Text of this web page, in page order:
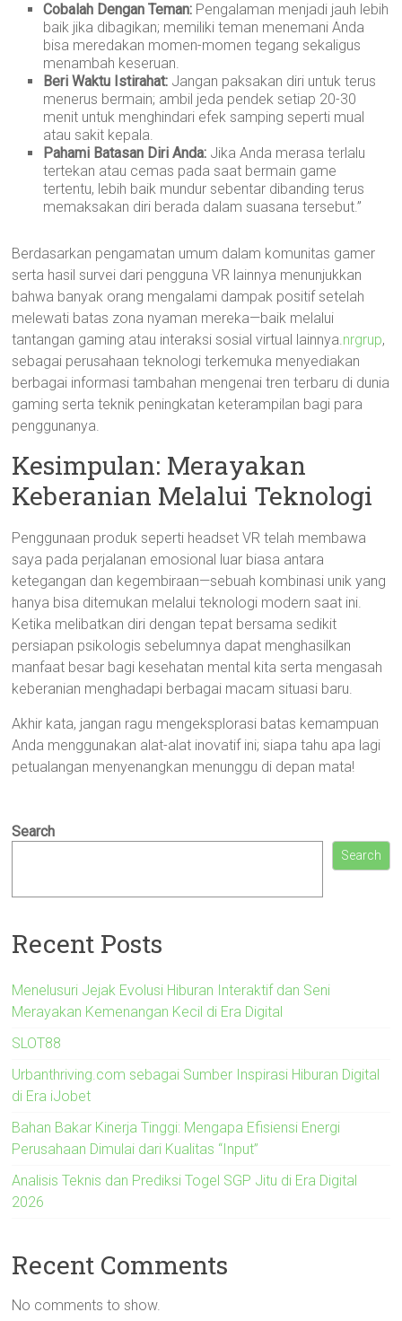
Cobalah Dengan Teman: Pengalaman menjadi jauh lebih
baik jika dibagikan; memiliki teman menemani Anda
bisa meredakan momen-momen tegang sekaligus
menambah keseruan.
Beri Waktu Istirahat: Jangan paksakan diri untuk terus
menerus bermain; ambil jeda pendek setiap 20-30
menit untuk menghindari efek samping seperti mual
atau sakit kepala.
Pahami Batasan Diri Anda: Jika Anda merasa terlalu
tertekan atau cemas pada saat bermain game
tertentu, lebih baik mundur sebentar dibanding terus
memaksakan diri berada dalam suasana tersebut.”
Berdasarkan pengamatan umum dalam komunitas gamer
serta hasil survei dari pengguna VR lainnya menunjukkan
bahwa banyak orang mengalami dampak positif setelah
melewati batas zona nyaman mereka—baik melalui
tantangan gaming atau interaksi sosial virtual lainnya.nrgrup,
sebagai perusahaan teknologi terkemuka menyediakan
berbagai informasi tambahan mengenai tren terbaru di dunia
gaming serta teknik peningkatan keterampilan bagi para
penggunanya.
Kesimpulan: Merayakan
Keberanian Melalui Teknologi
Penggunaan produk seperti headset VR telah membawa
saya pada perjalanan emosional luar biasa antara
ketegangan dan kegembiraan—sebuah kombinasi unik yang
hanya bisa ditemukan melalui teknologi modern saat ini.
Ketika melibatkan diri dengan tepat bersama sedikit
persiapan psikologis sebelumnya dapat menghasilkan
manfaat besar bagi kesehatan mental kita serta mengasah
keberanian menghadapi berbagai macam situasi baru.
Akhir kata, jangan ragu mengeksplorasi batas kemampuan
Anda menggunakan alat-alat inovatif ini; siapa tahu apa lagi
petualangan menyenangkan menunggu di depan mata!
Search
Search
Recent Posts
Menelusuri Jejak Evolusi Hiburan Interaktif dan Seni
Merayakan Kemenangan Kecil di Era Digital
SLOT88
Urbanthriving.com sebagai Sumber Inspirasi Hiburan Digital
di Era iJobet
Bahan Bakar Kinerja Tinggi: Mengapa Efisiensi Energi
Perusahaan Dimulai dari Kualitas “Input”
Analisis Teknis dan Prediksi Togel SGP Jitu di Era Digital
2026
Recent Comments
No comments to show.